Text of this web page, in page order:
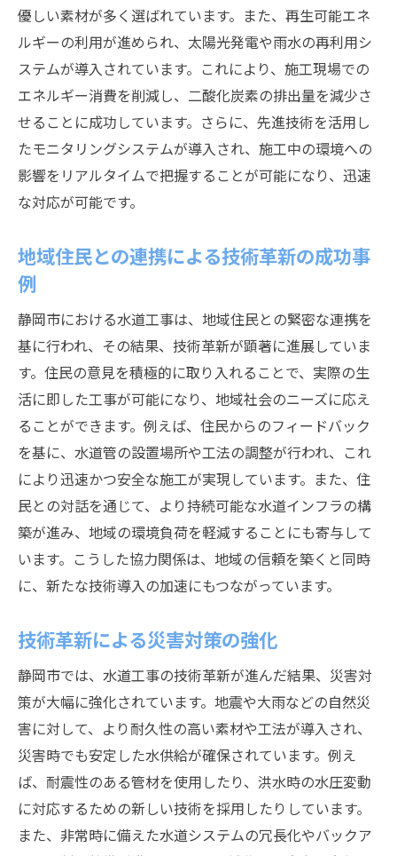
最新技術を取り入れたトレーニングプログ
ラム
新技術の導入による現場の変化
革新を支える技術者の役割
技術者コミュニティによる情報交換の場
水道工事分野におけるキャリアパスの新展
開
能性の追求
持続可能な開発目標の実現に向けた取り組
市民と共に創る未来のインフラ
最新技術が実現する新たな可能性
持続可能性を追求するための国際協力
未来をリードする技術者たちの挑戦
優しい素材が多く選ばれています。また、再生可能エネ
ルギーの利用が進められ、太陽光発電や雨水の再利用シ
ステムが導入されています。これにより、施工現場での
エネルギー消費を削減し、二酸化炭素の排出量を減少さ
せることに成功しています。さらに、先進技術を活用し
たモニタリングシステムが導入され、施工中の環境への
影響をリアルタイムで把握することが可能になり、迅速
な対応が可能です。
地域住民との連携による技術革新の成功事
例
静岡市における水道工事は、地域住民との緊密な連携を
基に行われ、その結果、技術革新が顕著に進展していま
す。住民の意見を積極的に取り入れることで、実際の生
活に即した工事が可能になり、地域社会のニーズに応え
ることができます。例えば、住民からのフィードバック
を基に、水道管の設置場所や工法の調整が行われ、これ
により迅速かつ安全な施工が実現しています。また、住
民との対話を通じて、より持続可能な水道インフラの構
築が進み、地域の環境負荷を軽減することにも寄与して
います。こうした協力関係は、地域の信頼を築くと同時
に、新たな技術導入の加速にもつながっています。
技術革新による災害対策の強化
静岡市では、水道工事の技術革新が進んだ結果、災害対
策が大幅に強化されています。地震や大雨などの自然災
害に対して、より耐久性の高い素材や工法が導入され、
災害時でも安定した水供給が確保されています。例え
ば、耐震性のある管材を使用したり、洪水時の水圧変動
に対応するための新しい技術を採用したりしています。
また、非常時に備えた水道システムの冗長化やバックア